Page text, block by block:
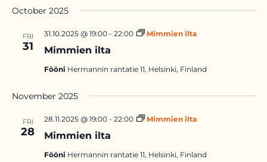
October 2025
FRI
31 Mimmien ilta
31.10.2025 @ 19:00- 22:00 Mimmien ilta
Fööni Hermannin rantatie 11, Helsinki, Finland
November 2025
FRI
28 Mimmien ilta
28.11.2025 @ 19:00- 22:00 Mimmien ilta
Fööni Hermannin rantatie 11, Helsinki, Finland